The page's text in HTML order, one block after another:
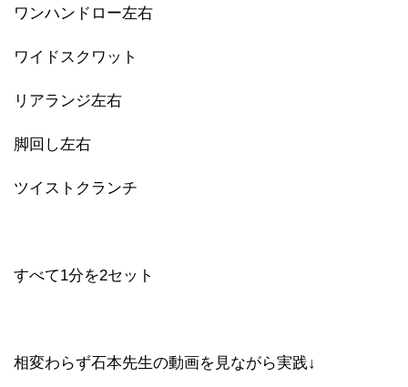
ワンハンドロー左右
ワイドスクワット
リアランジ左右
脚回し左右
ツイストクランチ
すべて1分を2セット
相変わらず石本先生の動画を見ながら実践↓